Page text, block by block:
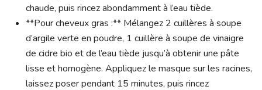
chaude, puis rincez abondamment à l’eau tiède.
**Pour cheveux gras :** Mélangez 2 cuillères à soupe
d’argile verte en poudre, 1 cuillère à soupe de vinaigre
de cidre bio et de l’eau tiède jusqu’à obtenir une pâte
lisse et homogène. Appliquez le masque sur les racines,
laissez poser pendant 15 minutes, puis rincez